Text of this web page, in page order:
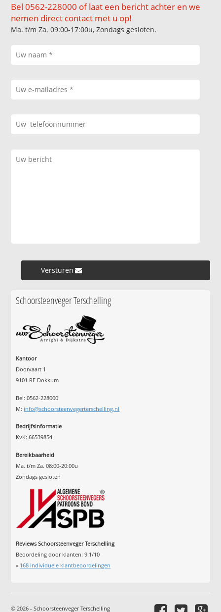
Bel 0562-228000 of laat een bericht achter en we
nemen direct contact met u op!
Ma. t/m Za. 09:00-17:00u, Zondags gesloten.
Versturen »
Schoorsteenveger Terschelling
Kantoor
Doorvaart 1
9101 RE Dokkum
Bel: 0562-228000
M: info@schoorsteenvegerterschelling.nl
Bedrijfsinformatie
KvK: 66539854
Bereikbaarheid
Ma. t/m Za. 08:00-20:00u
Zondags gesloten
Reviews Schoorsteenveger Terschelling
Beoordeling door klanten:9.1/10
» 168 individuele klantbeoordelingen
© 2026 - Schoorsteenveger Terschelling